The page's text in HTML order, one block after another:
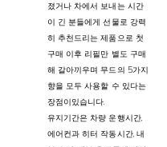
졌거나 차에서 보내는 시간
이 긴 분들에게 선물로 강력
히 추천드리는 제품으로 첫
구매 이후 리필만 별도 구매
해 갈아끼우며 무드의 5가지
향을 모두 사용할 수 있다는
장점이있습니다.
유지기간은 차량 운행시간,
에어컨과 히터 작동시간, 내